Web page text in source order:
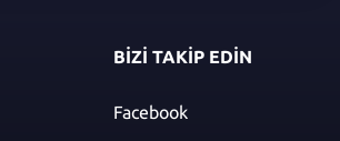
BİZİ TAKİP EDİN
Facebook